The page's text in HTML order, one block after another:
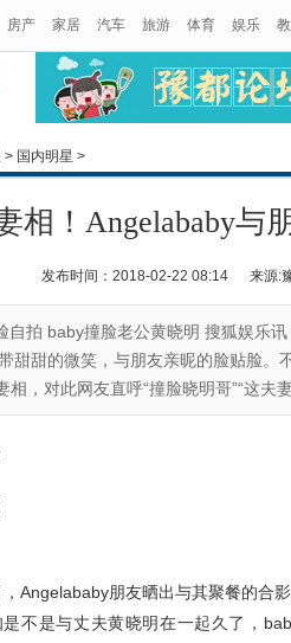
房产 家居 汽车 旅游 体育 娱乐
> 国内明星 >
相！Angelababy与
发布时间：2018-02-22 08:14 来源:
自拍 baby撞脸老公黄晓明 搜狐娱乐
甜甜的微笑，与朋友亲昵的脸贴脸。
，对此网友直呼“撞脸晓明哥”“这夫妻
Angelababy朋友晒出与其聚餐的合
不是与丈夫黄晓明在一起久了，